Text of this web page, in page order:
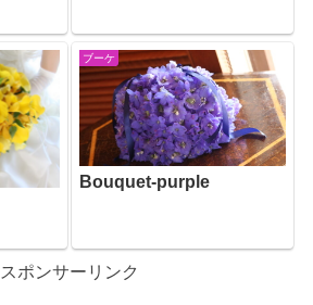
ブーケ
Bouquet-purple
スポンサーリンク